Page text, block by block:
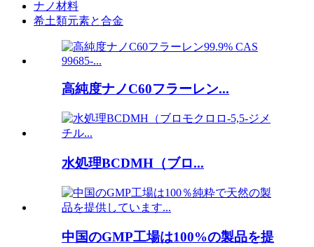
ナノ材料
希土類元素と合金
高純度ナノC60フラーレン...
水処理BCDMH（ブロ...
中国のGMP工場は100%の製品を提